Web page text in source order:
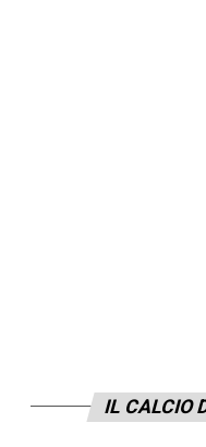
IL CALCIO